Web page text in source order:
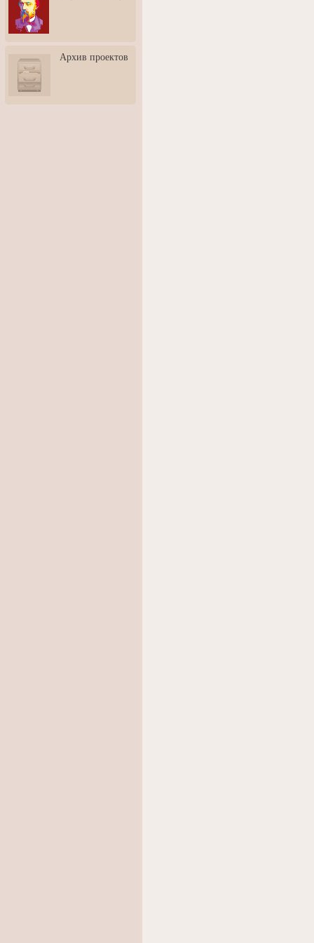
3: Обусловленности
человека и их влияние на
карьеру
скульптором Дмитрием
Тугариновым
АртБульвар в День города
Архив проектов